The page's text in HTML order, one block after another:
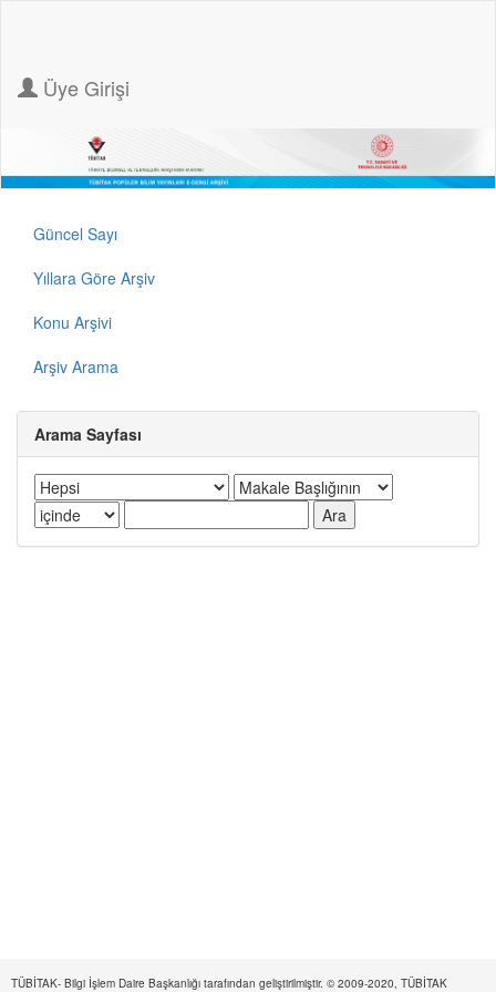
Üye Girişi
Güncel Sayı
Yıllara Göre Arşiv
Konu Arşivi
Arşiv Arama
Arama Sayfası
TÜBİTAK- Bilgi İşlem Daire Başkanlığı tarafından geliştirilmiştir. © 2009-2020, TÜBİTAK